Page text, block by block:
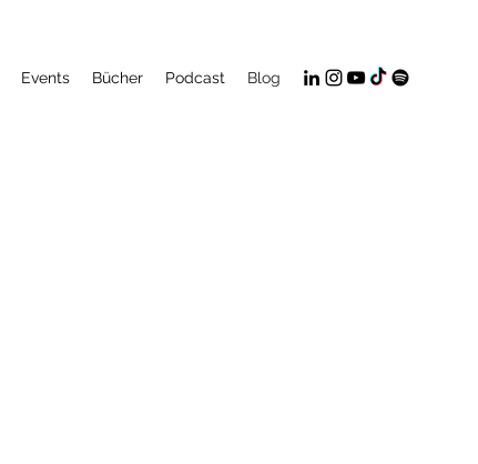
Events Bücher Podcast Blog